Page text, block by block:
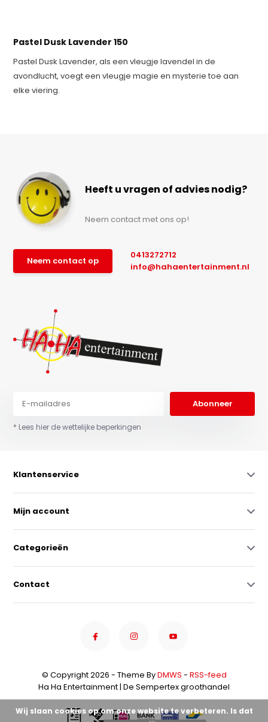
Pastel Dusk Lavender 150
Pastel Dusk Lavender, als een vleugje lavendel in de
avondlucht, voegt een vleugje magie en mysterie toe aan
elke viering.
Heeft u vragen of advies nodig?
Neem contact met ons op!
Neem contact op
0413272712
info@hahaentertainment.nl
Abonneer
* Lees hier de wettelijke beperkingen
Klantenservice
Mijn account
Categorieën
Contact
© Copyright 2026 - Theme ByDMWS - RSS-feed
Ha Ha Entertainment | De Sempertex groothandel
Wij slaan cookies op om onze website te verbeteren. Is dat